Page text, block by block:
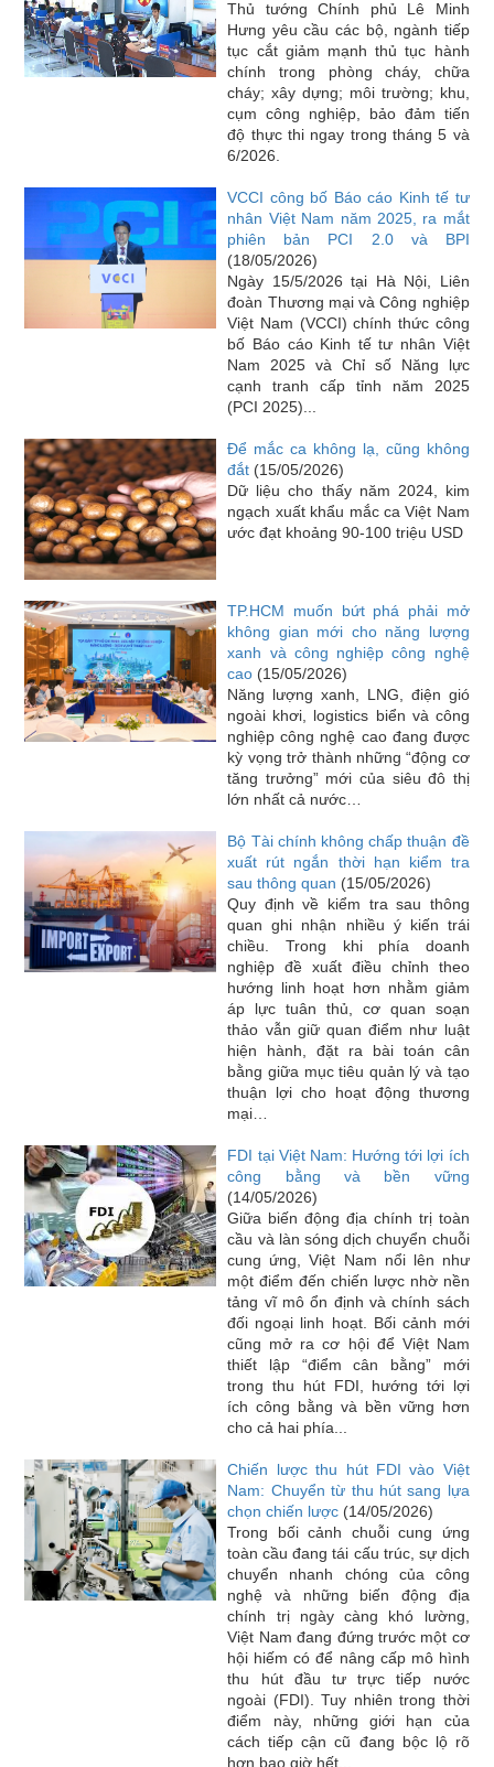
Thủ tướng Chính phủ Lê Minh
Hưng yêu cầu các bộ, ngành tiếp
tục cắt giảm mạnh thủ tục hành
chính trong phòng cháy, chữa
cháy; xây dựng; môi trường; khu,
cụm công nghiệp, bảo đảm tiến
độ thực thi ngay trong tháng 5 và
6/2026.
VCCI công bố Báo cáo Kinh tế tư
nhân Việt Nam năm 2025, ra mắt
phiên bản PCI 2.0 và BPI
(18/05/2026)
Ngày 15/5/2026 tại Hà Nội, Liên
đoàn Thương mại và Công nghiệp
Việt Nam (VCCI) chính thức công
bố Báo cáo Kinh tế tư nhân Việt
Nam 2025 và Chỉ số Năng lực
cạnh tranh cấp tỉnh năm 2025
(PCI 2025)...
Để mắc ca không lạ, cũng không
đắt (15/05/2026)
Dữ liệu cho thấy năm 2024, kim
ngạch xuất khẩu mắc ca Việt Nam
ước đạt khoảng 90-100 triệu USD
TP.HCM muốn bứt phá phải mở
không gian mới cho năng lượng
xanh và công nghiệp công nghệ
cao (15/05/2026)
Năng lượng xanh, LNG, điện gió
ngoài khơi, logistics biển và công
nghiệp công nghệ cao đang được
kỳ vọng trở thành những “động cơ
tăng trưởng” mới của siêu đô thị
lớn nhất cả nước…
Bộ Tài chính không chấp thuận đề
xuất rút ngắn thời hạn kiểm tra
sau thông quan (15/05/2026)
Quy định về kiểm tra sau thông
quan ghi nhận nhiều ý kiến trái
chiều. Trong khi phía doanh
nghiệp đề xuất điều chỉnh theo
hướng linh hoạt hơn nhằm giảm
áp lực tuân thủ, cơ quan soạn
thảo vẫn giữ quan điểm như luật
hiện hành, đặt ra bài toán cân
bằng giữa mục tiêu quản lý và tạo
thuận lợi cho hoạt động thương
mại…
FDI tại Việt Nam: Hướng tới lợi ích
công bằng và bền vững
(14/05/2026)
Giữa biến động địa chính trị toàn
cầu và làn sóng dịch chuyển chuỗi
cung ứng, Việt Nam nổi lên như
một điểm đến chiến lược nhờ nền
tảng vĩ mô ổn định và chính sách
đối ngoại linh hoạt. Bối cảnh mới
cũng mở ra cơ hội để Việt Nam
thiết lập “điểm cân bằng” mới
trong thu hút FDI, hướng tới lợi
ích công bằng và bền vững hơn
cho cả hai phía...
Chiến lược thu hút FDI vào Việt
Nam: Chuyển từ thu hút sang lựa
chọn chiến lược (14/05/2026)
Trong bối cảnh chuỗi cung ứng
toàn cầu đang tái cấu trúc, sự dịch
chuyển nhanh chóng của công
nghệ và những biến động địa
chính trị ngày càng khó lường,
Việt Nam đang đứng trước một cơ
hội hiếm có để nâng cấp mô hình
thu hút đầu tư trực tiếp nước
ngoài (FDI). Tuy nhiên trong thời
điểm này, những giới hạn của
cách tiếp cận cũ đang bộc lộ rõ
hơn bao giờ hết...